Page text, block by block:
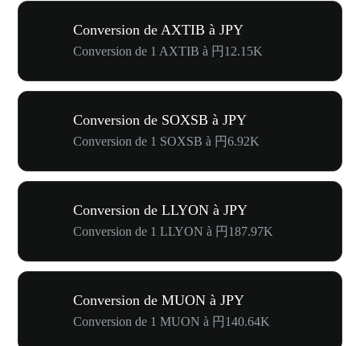
Conversion de AXTIB à JPY
Conversion de 1 AXTIB à 円12.15K
Conversion de SOXSB à JPY
Conversion de 1 SOXSB à 円6.92K
Conversion de LLYON à JPY
Conversion de 1 LLYON à 円187.97K
Conversion de MUON à JPY
Conversion de 1 MUON à 円140.64K